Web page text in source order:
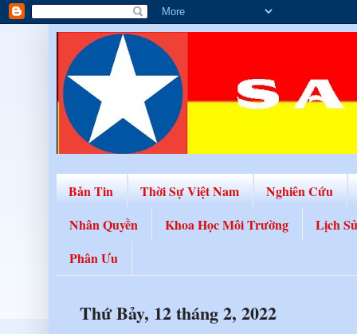
Bản Tin Thời Sự Việt Nam
Nghiên Cứu
Nhân Quyền
Khoa Học Môi Trường
Lịch
Phân Ưu
Thứ Bảy, 12 tháng 2, 2022